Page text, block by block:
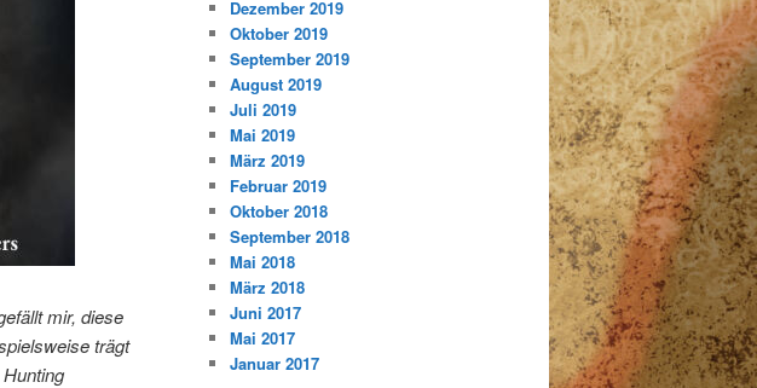
mir, diese
trägt
Dezember 2019
Oktober 2019
September 2019
August 2019
Juli 2019
Mai 2019
März 2019
Februar 2019
Oktober 2018
September 2018
Mai 2018
März 2018
Juni 2017
Mai 2017
Januar 2017